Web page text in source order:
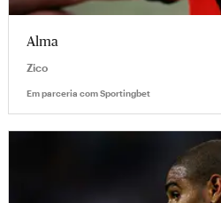
Alma
Zico
Em parceria comSportingbet